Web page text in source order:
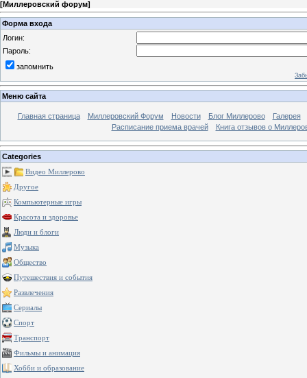
[Миллеровский форум]
Форма входа
Логин:
Пароль:
запомнить
Меню сайта
Главная страница Миллеровский Форум Новости Блог Миллерово
Галерея
Расписание приема врачей
Книга отзывов о
Categories
Видео Миллерово
Другое
Компьютерные игры
Красота и здоровье
Люди и блоги
Музыка
Общество
Путешествия и события
Развлечения
Сериалы
Спорт
Транспорт
Фильмы и анимация
Хобби и образование